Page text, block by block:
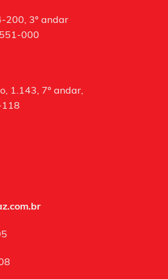
200, 3º andar
000
1.143, 7º andar,
118